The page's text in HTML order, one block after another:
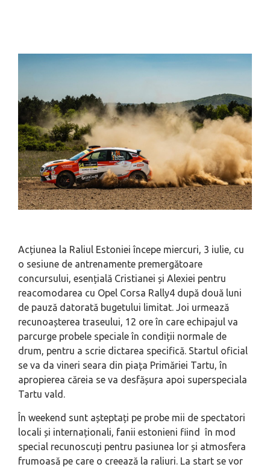
Acțiunea la Raliul Estoniei începe miercuri, 3 iulie, cu
o sesiune de antrenamente premergătoare
concursului, esențială Cristianei și Alexiei pentru
reacomodarea cu Opel Corsa Rally4 după două luni
de pauză datorată bugetului limitat. Joi urmează
recunoașterea traseului, 12 ore în care echipajul va
parcurge probele speciale în condiții normale de
drum, pentru a scrie dictarea specifică. Startul oficial
se va da vineri seara din piața Primăriei Tartu, în
apropierea căreia se va desfășura apoi superspeciala
Tartu vald.
În weekend sunt așteptați pe probe mii de spectatori
locali și internaționali, fanii estonieni fiind în mod
special recunoscuți pentru pasiunea lor și atmosfera
frumoasă pe care o creează la raliuri. La start se vor